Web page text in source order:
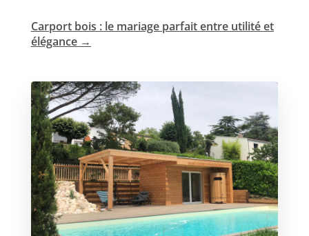
Carport bois : le mariage parfait entre utilité et
élégance→